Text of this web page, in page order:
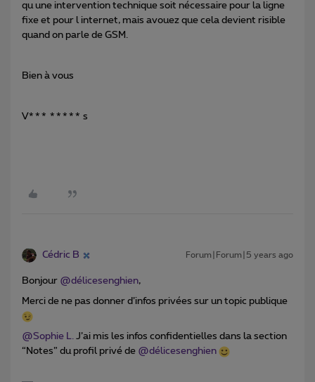
qu une intervention technique soit nécessaire pour la ligne
fixe et pour l internet, mais avouez que cela devient risible
quand on parle de GSM.
Bien à vous
V*** ***** s
Cédric B Forum|Forum|5 years ago
Bonjour @délicesenghien,
Merci de ne pas donner d’infos privées sur un topic publique
@Sophie L. J’ai mis les infos confidentielles dans la section
“Notes” du profil privé de @délicesenghien